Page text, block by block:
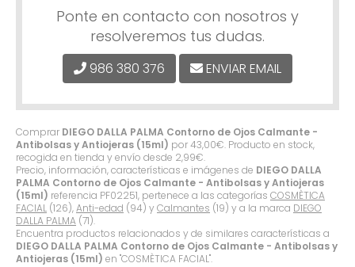
Comprar DIEGO DALLA PALMA Contorno de Ojos Calmante -
Antibolsas y Antiojeras (15ml) por43,00€. Producto en stock,
recogida en tienda y envío desde 2,99€.
Precio, información, características e imágenes de DIEGO DALLA
PALMA Contorno de Ojos Calmante - Antibolsas y Antiojeras
(15ml) referencia PF02251, pertenece a las categorías COSMÈTICA
FACIAL (126),Anti-edad (94) y Calmantes (19) y a la marca DIEGO
DALLA PALMA (71).
Encuentra productos relacionados y de similares características a
DIEGO DALLA PALMA Contorno de Ojos Calmante - Antibolsas y
Antiojeras (15ml) en "COSMÈTICA FACIAL".
Ponte en contacto con nosotros y
resolveremos tus dudas.
986 380 376 ENVIAR EMAIL